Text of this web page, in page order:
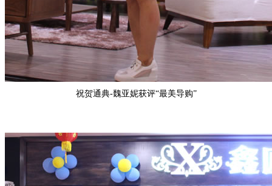
祝贺通典-魏亚妮获评“最美导购”